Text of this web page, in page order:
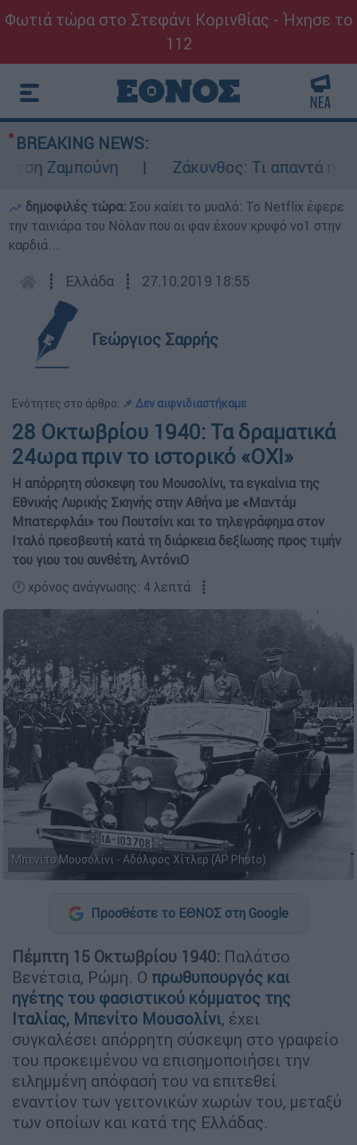
Φωτιά τώρα στο Στεφάνι Κορινθίας - Ήχησε το
112
BREAKING NEWS:
Ζαμπούνη
Ζάκυνθος: Τι απαντά η ΕΛΑΣ
δημοφιλές τώρα: Σου καίει το μυαλό: Το Netflix έφερε
την ταινιάρα του Νόλαν που οι φαν έχουν κρυφό νο1 στην
καρδιά...
┋ Ελλάδα ┋ 27.10.2019 18:55
Γεώργιος Σαρρής
Ενότητες στο άρθρο: 📌 Δεν αιφνιδιαστήκαμε
28 Οκτωβρίου 1940: Τα δραματικά
24ωρα πριν το ιστορικό «ΟΧΙ»
Η απόρρητη σύσκεψη του Μουσολίνι, τα εγκαίνια της
Εθνικής Λυρικής Σκηνής στην Αθήνα µε «Μαντάµ
Μπατερφλάι» του Πουτσίνι και το τηλεγράφηµα στον
Ιταλό πρεσβευτή κατά τη διάρκεια δεξίωσης προς τιµήν
του γιου του συνθέτη, ΑντόνιΟ
🕛 χρόνος ανάγνωσης: 4 λεπτά ┋
Μπενίτο Μουσολίνι - Αδόλφος Χίτλερ (AP Photo)
Προσθέστε το ΕΘΝΟΣ στη Google
Πέμπτη 15 Οκτωβρίου 1940: Παλάτσο
Βενέτσια, Ρώµη. Ο πρωθυπουργός και
ηγέτης του φασιστικού κόµµατος της
Ιταλίας, Μπενίτο Μουσολίνι, έχει
συγκαλέσει απόρρητη σύσκεψη στο γραφείο
του προκειµένου να επισηµοποιήσει την
ειληµµένη απόφασή του να επιτεθεί
εναντίον των γειτονικών χωρών του, µεταξύ
των οποίων και κατά της Ελλάδας.